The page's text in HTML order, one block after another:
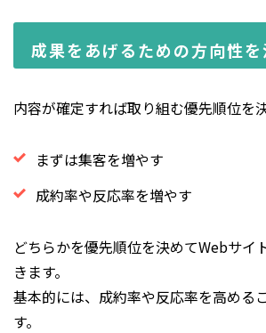
成果をあげるための方向性を
内容が確定すれば取り組む優先順位を
まずは集客を増やす
成約率や反応率を増やす
どちらかを優先順位を決めてWebサイ
きます。
基本的には、成約率や反応率を高める
す。